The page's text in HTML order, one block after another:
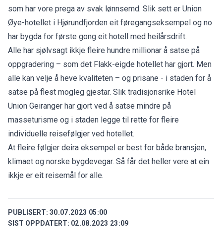
som har vore prega av svak lønnsemd. Slik sett er Union
Øye-hotellet i Hjørundfjorden eit føregangseksempel og no
har bygda for første gong eit hotell med heilårsdrift.
Alle har sjølvsagt ikkje fleire hundre millionar å satse på
oppgradering – som det Flakk-eigde hotellet har gjort. Men
alle kan velje å heve kvaliteten – og prisane - i staden for å
satse på flest mogleg gjestar. Slik tradisjonsrike Hotel
Union Geiranger har gjort ved å satse mindre på
masseturisme og i staden legge til rette for fleire
individuelle reisefølgjer ved hotellet.
At fleire følgjer deira eksempel er best for både bransjen,
klimaet og norske bygdevegar. Så får det heller vere at ein
ikkje er eit reisemål for alle.
PUBLISERT: 30.07.2023 05:00
SIST OPPDATERT: 02.08.2023 23:09